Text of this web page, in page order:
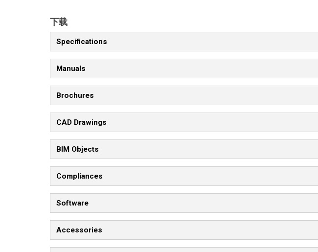
下载
Specifications
Manuals
Brochures
CAD Drawings
BIM Objects
Compliances
Software
Accessories